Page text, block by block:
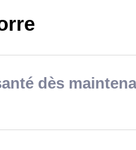
dès